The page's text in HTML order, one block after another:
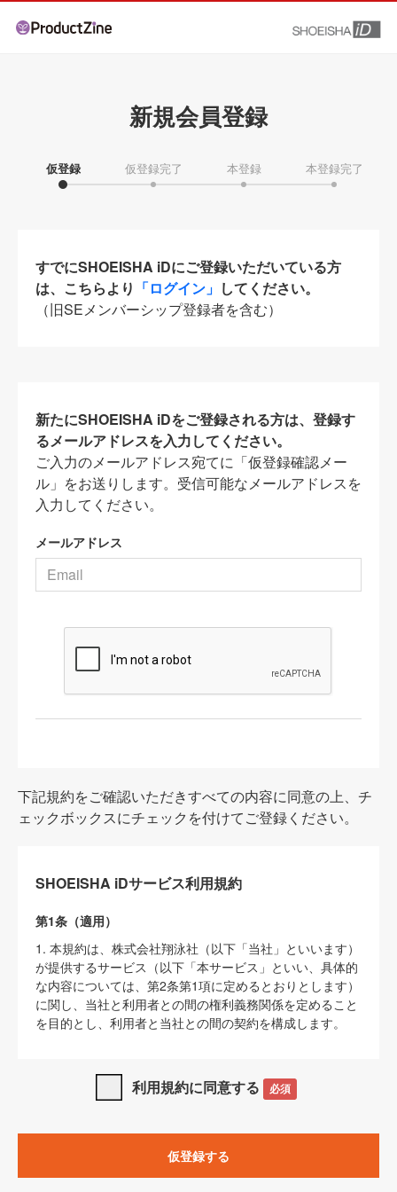
新規会員登録
仮登録 仮登録完了 本登録 本登録完了
すでにSHOEISHA iDにご登録いただいている方
は、こちらより 「ログイン」 してください。
（旧SEメンバーシップ登録者を含む）
新たにSHOEISHA iDをご登録される方は、登録す
るメールアドレスを入力してください。
ご入力のメールアドレス宛てに「仮登録確認メー
ル」をお送りします。受信可能なメールアドレスを
入力してください。
メールアドレス
下記規約をご確認いただきすべての内容に同意の上、チ
ェックボックスにチェックを付けてご登録ください。
SHOEISHA iDサービス利用規約
第1条（適用）
1. 本規約は、株式会社翔泳社（以下「当社」といいます）
が提供するサービス（以下「本サービス」といい、具体的
な内容については、第2条第1項に定めるとおりとします）
に関し、当社と利用者との間の権利義務関係を定めること
を目的とし、利用者と当社との間の契約を構成します。
SHOEISHA iDプライバシーポリシー」及び「
サイト上でのデータの利用について（Cookieポリシー）
3. 本規約の内容と、前項に記載する定めその他当社が定め
利用規約に同意する 必須
仮登録する